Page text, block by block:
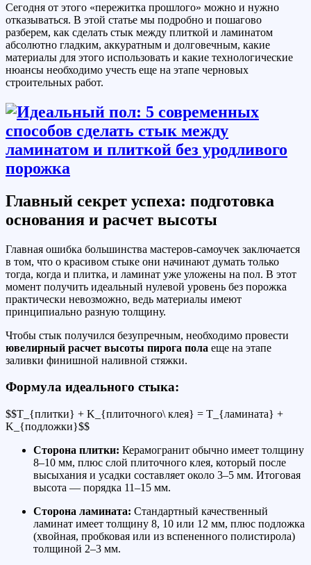
Сегодня от этого «пережитка прошлого» можно и нужно
отказываться. В этой статье мы подробно и пошагово
разберем, как сделать стык между плиткой и ламинатом
абсолютно гладким, аккуратным и долговечным, какие
материалы для этого использовать и какие технологические
нюансы необходимо учесть еще на этапе черновых
строительных работ.
Главный секрет успеха: подготовка
основания и расчет высоты
Главная ошибка большинства мастеров-самоучек заключается
в том, что о красивом стыке они начинают думать только
тогда, когда и плитка, и ламинат уже уложены на пол. В этот
момент получить идеальный нулевой уровень без порожка
практически невозможно, ведь материалы имеют
принципиально разную толщину.
Чтобы стык получился безупречным, необходимо провести
ювелирный расчет высоты пирога пола еще на этапе
заливки финишной наливной стяжки.
Формула идеального стыка:
$$T_{плитки} + K_{плиточного\ клея} = T_{ламината} +
K_{подложки}$$
Сторона плитки: Керамогранит обычно имеет толщину
8–10 мм, плюс слой плиточного клея, который после
высыхания и усадки составляет около 3–5 мм. Итоговая
высота — порядка 11–15 мм.
Сторона ламината: Стандартный качественный
ламинат имеет толщину 8, 10 или 12 мм, плюс подложка
(хвойная, пробковая или из вспененного полистирола)
толщиной 2–3 мм.